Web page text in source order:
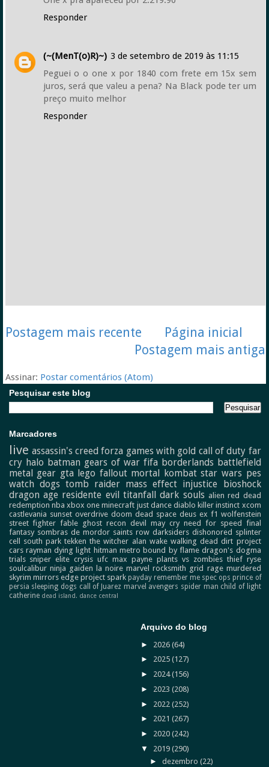
Responder
(~(MenT(o)R)~) 3 de setembro de 2019 às 11:15
Peguei o o one x por 1840 com frete em 15x sem
juros, será que valeu a pena? Na Black pode ter um
preço muito melhor
Responder
Postagem mais recente
Postagem mais antiga
Página inicial
Assinar: Postar comentários (Atom)
Pesquisar este blog
Marcadores
live assassin's creed forza games with gold call of duty far
cry halo batman gears of war fifa borderlands battlefield
metal gear gta lego fallout mortal kombat star wars pes
watch dogs tomb raider mass effect injustice bioshock
dragon age residente evil titanfall dark souls alien red dead
redemption nba xbox one minecraft just dance diablo killer instinct xcom
castlevania sunset overdrive doom dead space deus ex f1 wolfenstein
street fighter fable ghost recon devil may cry need for speed final
fantasy sombras de mordor saints row darksiders dishonored splinter
cell
south park tekken the witcher alan wake walking dead dirt project
cars rayman dying light hitman metro bound by flame dragon's dogma
trials sniper elite crysis ufc max payne plants vs zombies thief ryse
soulcalibur ninja gaiden la noire marvel rocksmith grid rage murdered
skyrim mirrors edge project spark payday remember me spec ops prince of
persia sleeping dogs call of Juarez marvel avengers spider man child of light
catherine dead island. dance central
Arquivo do blog
► 2026 (64)
► 2025 (127)
► 2024(156)
► 2023 (208)
► 2022 (252)
► 2021 (267)
► 2020 (242)
▼ 2019 (290)
►dezembro(22)